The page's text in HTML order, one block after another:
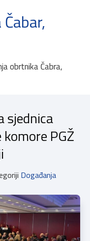
obrtnika Čabra,
sjednica
PGŽ
Događanja